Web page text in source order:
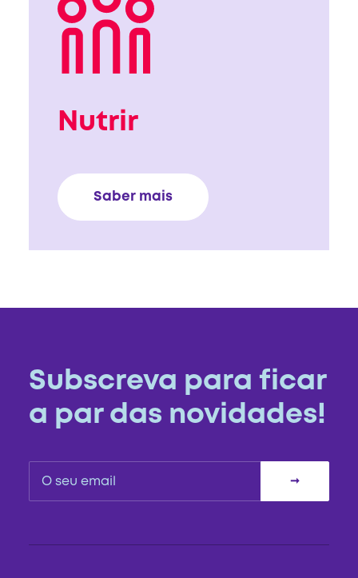
Nutrir
Saber mais
Subscreva para ficar
a par das novidades!